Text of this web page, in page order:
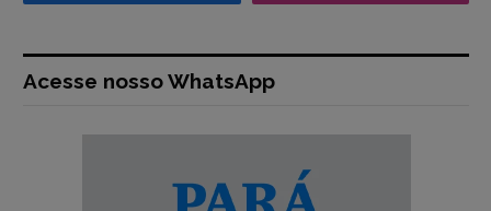
Acesse nosso WhatsApp